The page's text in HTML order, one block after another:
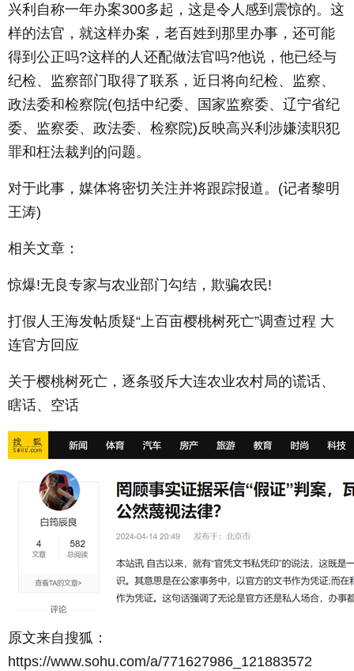
兴利自称一年办案300多起，这是令人感到震惊的。这
样的法官，就这样办案，老百姓到那里办事，还可能
得到公正吗?这样的人还配做法官吗?他说，他已经与
纪检、监察部门取得了联系，近日将向纪检、监察、
政法委和检察院(包括中纪委、国家监察委、辽宁省纪
委、监察委、政法委、检察院)反映高兴利涉嫌渎职犯
罪和枉法裁判的问题。
对于此事，媒体将密切关注并将跟踪报道。(记者黎明
王涛)
相关文章：
惊爆!无良专家与农业部门勾结，欺骗农民!
打假人王海发帖质疑“上百亩樱桃树死亡”调查过程 大
连官方回应
关于樱桃树死亡，逐条驳斥大连农业农村局的谎话、
瞎话、空话
原文来自搜狐：
https://www.sohu.com/a/771627986_121883572